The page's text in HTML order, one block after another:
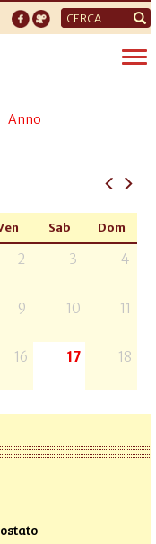
Form
di
ricerca
Anno
Sab Dom
2 3 4
9 10 11
16 17 18